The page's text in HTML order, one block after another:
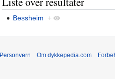
Bessheim +
Personvern Om dykkepedia.com